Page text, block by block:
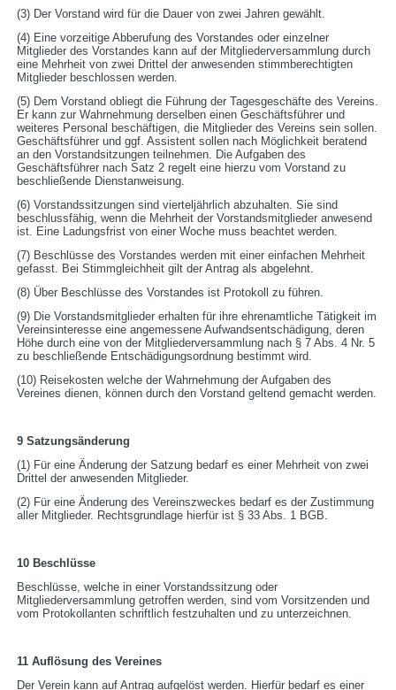
(3) Der Vorstand wird für die Dauer von zwei Jahren gewählt.
(4) Eine vorzeitige Abberufung des Vorstandes oder einzelner
Mitglieder des Vorstandes kann auf der Mitgliederversammlung durch
eine Mehrheit von zwei Drittel der anwesenden stimmberechtigten
Mitglieder beschlossen werden.
(5) Dem Vorstand obliegt die Führung der Tagesgeschäfte des Vereins.
Er kann zur Wahrnehmung derselben einen Geschäftsführer und
weiteres Personal beschäftigen, die Mitglieder des Vereins sein sollen.
Geschäftsführer und ggf. Assistent sollen nach Möglichkeit beratend
an den Vorstandsitzungen teilnehmen. Die Aufgaben des
Geschäftsführer nach Satz 2 regelt eine hierzu vom Vorstand zu
beschließende Dienstanweisung.
(6) Vorstandssitzungen sind vierteljährlich abzuhalten. Sie sind
beschlussfähig, wenn die Mehrheit der Vorstandsmitglieder anwesend
ist. Eine Ladungsfrist von einer Woche muss beachtet werden.
(7) Beschlüsse des Vorstandes werden mit einer einfachen Mehrheit
gefasst. Bei Stimmgleichheit gilt der Antrag als abgelehnt.
(8) Über Beschlüsse des Vorstandes ist Protokoll zu führen.
(9) Die Vorstandsmitglieder erhalten für ihre ehrenamtliche Tätigkeit im
Vereinsinteresse eine angemessene Aufwandsentschädigung, deren
Höhe durch eine von der Mitgliederversammlung nach § 7 Abs. 4 Nr. 5
zu beschließende Entschädigungsordnung bestimmt wird.
(10) Reisekosten welche der Wahrnehmung der Aufgaben des
Vereines dienen, können durch den Vorstand geltend gemacht werden.
9 Satzungsänderung
(1) Für eine Änderung der Satzung bedarf es einer Mehrheit von zwei
Drittel der anwesenden Mitglieder.
(2) Für eine Änderung des Vereinszweckes bedarf es der Zustimmung
aller Mitglieder. Rechtsgrundlage hierfür ist § 33 Abs. 1 BGB.
10 Beschlüsse
Beschlüsse, welche in einer Vorstandssitzung oder
Mitgliederversammlung getroffen werden, sind vom Vorsitzenden und
vom Protokollanten schriftlich festzuhalten und zu unterzeichnen.
11 Auflösung des Vereines
Der Verein kann auf Antrag aufgelöst werden. Hierfür bedarf es einer